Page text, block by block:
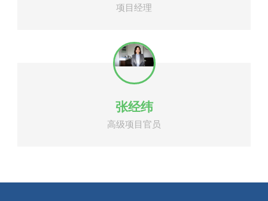
项目经理
张经纬
高级项目官员